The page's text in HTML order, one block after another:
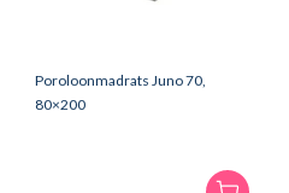
Poroloonmadrats Juno 70,
80×200